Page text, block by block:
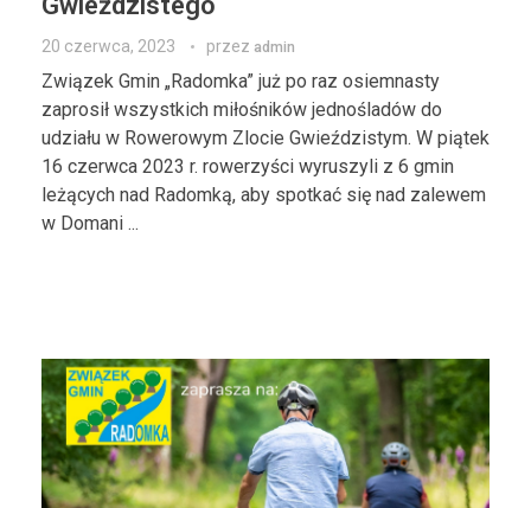
20 czerwca, 2023 przez admin
Związek Gmin „Radomka” już po raz osiemnasty
zaprosił wszystkich miłośników jednośladów do
udziału w Rowerowym Zlocie Gwieździstym. W piątek
16 czerwca 2023 r. rowerzyści wyruszyli z 6 gmin
leżących nad Radomką, aby spotkać się nad zalewem
w Domani ...